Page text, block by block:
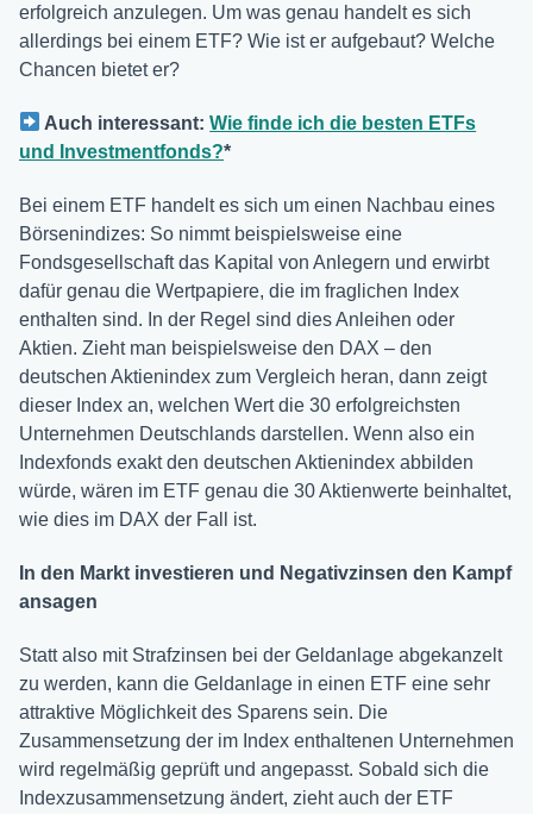
erfolgreich anzulegen. Um was genau handelt es sich
allerdings bei einem ETF? Wie ist er aufgebaut? Welche
Chancen bietet er?
Auch interessant:Wie finde ich die besten ETFs
und Investmentfonds?*
Bei einem ETF handelt es sich um einen Nachbau eines
Börsenindizes: So nimmt beispielsweise eine
Fondsgesellschaft das Kapital von Anlegern und erwirbt
dafür genau die Wertpapiere, die im fraglichen Index
enthalten sind. In der Regel sind dies Anleihen oder
Aktien. Zieht man beispielsweise den DAX – den
deutschen Aktienindex zum Vergleich heran, dann zeigt
dieser Index an, welchen Wert die 30 erfolgreichsten
Unternehmen Deutschlands darstellen. Wenn also ein
Indexfonds exakt den deutschen Aktienindex abbilden
würde, wären im ETF genau die 30 Aktienwerte beinhaltet,
wie dies im DAX der Fall ist.
In den Markt investieren und Negativzinsen den Kampf
ansagen
Statt also mit Strafzinsen bei der Geldanlage abgekanzelt
zu werden, kann die Geldanlage in einen ETF eine sehr
attraktive Möglichkeit des Sparens sein. Die
Zusammensetzung der im Index enthaltenen Unternehmen
wird regelmäßig geprüft und angepasst. Sobald sich die
Indexzusammensetzung ändert, zieht auch der ETF